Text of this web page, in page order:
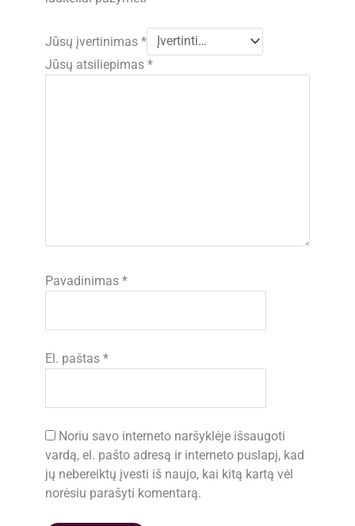
Jūsų įvertinimas*
Jūsų atsiliepimas*
Pavadinimas*
El. paštas*
Noriu savo interneto naršyklėje išsaugoti
vardą, el. pašto adresą ir interneto puslapį, kad
jų nebereiktų įvesti iš naujo, kai kitą kartą vėl
norėsiu parašyti komentarą.